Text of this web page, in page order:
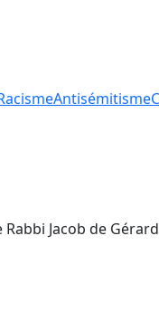
Antisémitisme
Jacob de